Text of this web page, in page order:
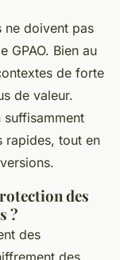
ne doivent pas
GPAO. Bien au
de forte
de valeur.
suffisamment
rapides, tout en
des
?
des
des